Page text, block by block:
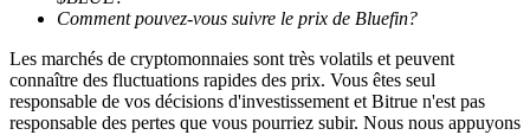
Comment pouvez-vous suivre le prix de Bluefin?
Les marchés de cryptomonnaies sont très volatils et peuvent
connaître des fluctuations rapides des prix. Vous êtes seul
responsable de vos décisions d'investissement et Bitrue n'est pas
responsable des pertes que vous pourriez subir. Nous nous appuyons